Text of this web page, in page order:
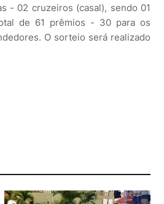
- 02 cruzeiros (casal), sendo 01
de 61 prêmios - 30 para os
O sorteio será realizado